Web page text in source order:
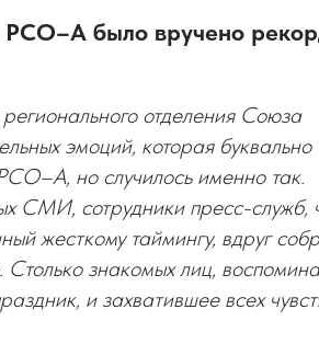
было вручено
отделения Союза
эмоций, которая буквально
но случилось именно так.
СМИ, сотрудники пресс-служб,
жесткому таймингу, вдруг
знакомых лиц,
и захватившее всех